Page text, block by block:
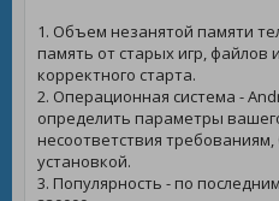
1. Объем незанятой памяти
память от старых игр, файлов
корректного старта.
2. Операционная система -
определить параметры
несоответствия
установкой.
3. Популярность - по